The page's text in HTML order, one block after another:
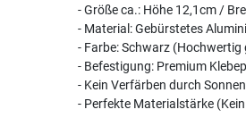
- Größe ca.: Höhe 12,1cm /
- Material: Gebürstetes
- Farbe: Schwarz
- Befestigung: Premium
- Kein Verfärben durch
- Perfekte Materialstärke